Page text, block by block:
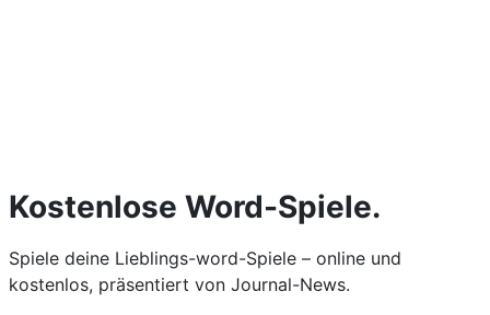
Kostenlose Word-Spiele.
Spiele deine Lieblings-word-Spiele – online und
kostenlos, präsentiert von Journal-News.